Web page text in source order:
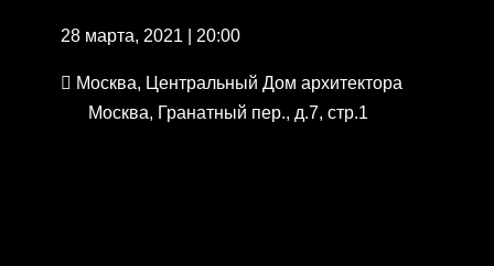
28 марта, 2021 | 20:00
Москва, Центральный Дом архитектора
Москва, Гранатный пер., д.7, стр.1